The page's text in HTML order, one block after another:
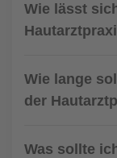
Wie lässt
Wie lange
der
Was sollte